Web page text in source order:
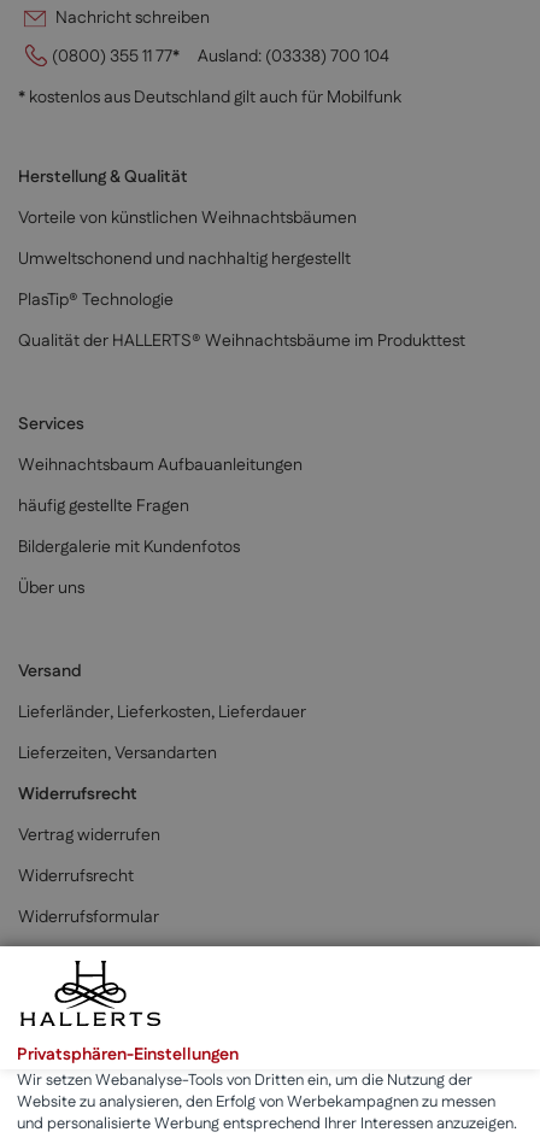
Nachricht schreiben
(0800) 355 11 77*
Ausland: (03338) 700 104
* kostenlos aus Deutschland gilt auch für Mobilfunk
Herstellung & Qualität
Vorteile von künstlichen Weihnachtsbäumen
Umweltschonend und nachhaltig hergestellt
PlasTip® Technologie
Qualität der HALLERTS® Weihnachtsbäume im Produkttest
Services
Weihnachtsbaum Aufbauanleitungen
häufig gestellte Fragen
Bildergalerie mit Kundenfotos
Über uns
Versand
Lieferländer, Lieferkosten, Lieferdauer
Lieferzeiten, Versandarten
Widerrufsrecht
Vertrag widerrufen
Widerrufsrecht
Widerrufsformular
Zahlungsarten
* Alle Preise inkl. der gesetzlichen MwSt. & zzgl.Versand.
Privatsphären-Einstellungen
Wir setzen Webanalyse-Tools von Dritten ein, um die Nutzung der
Website zu analysieren, den Erfolg von Werbekampagnen zu messen
und personalisierte Werbung entsprechend Ihrer Interessen anzuzeigen.